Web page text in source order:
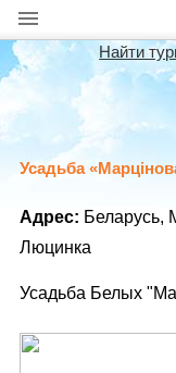
Найти
Усадьба
Адрес: Беларусь,
Люцинка
Усадьба Белых